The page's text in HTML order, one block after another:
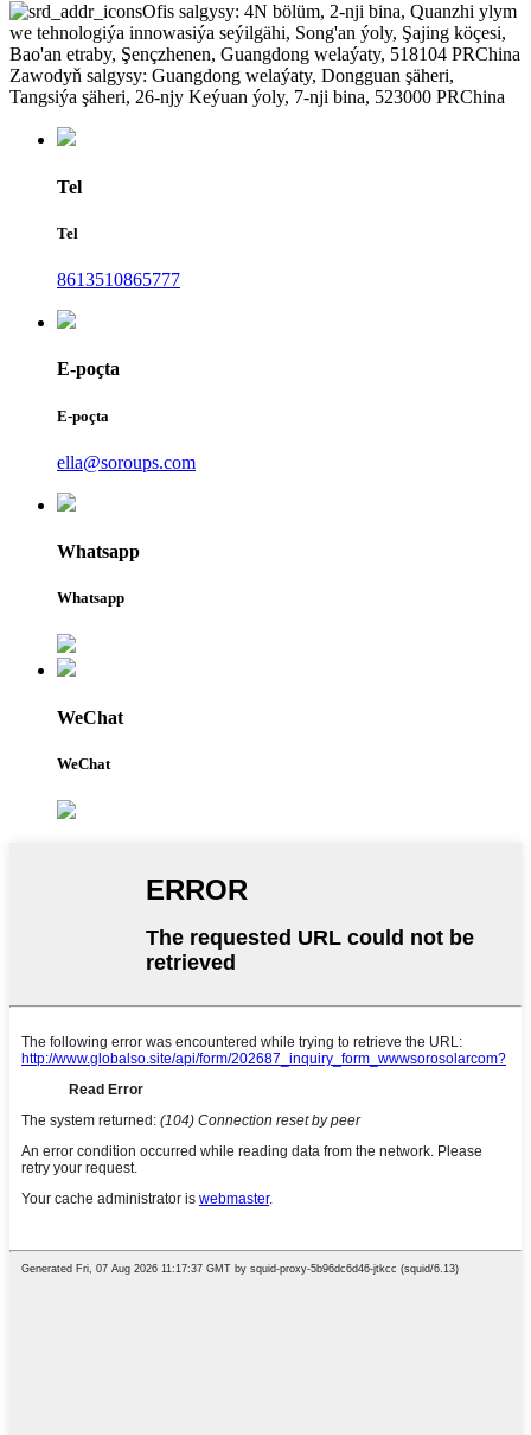
Ofis salgysy: 4N bölüm, 2-nji bina, Quanzhi ylym
we tehnologiýa innowasiýa seýilgähi, Song'an ýoly, Şajing köçesi,
Bao'an etraby, Şençzhenen, Guangdong welaýaty, 518104 PRChina
Zawodyň salgysy: Guangdong welaýaty, Dongguan şäheri,
Tangsiýa şäheri, 26-njy Keýuan ýoly, 7-nji bina, 523000 PRChina
Tel
Tel
8613510865777
E-poçta
E-poçta
ella@soroups.com
Whatsapp
Whatsapp
WeChat
WeChat